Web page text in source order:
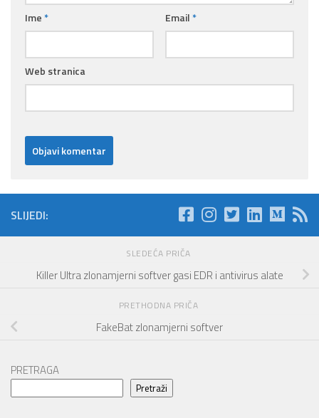
Ime * Email *
Web stranica
SLIJEDI:
SLEDEĆA PRIČA
Killer Ultra zlonamjerni softver gasi EDR i antivirus alate
PRETHODNA PRIČA
FakeBat zlonamjerni softver
PRETRAGA
Pretraži